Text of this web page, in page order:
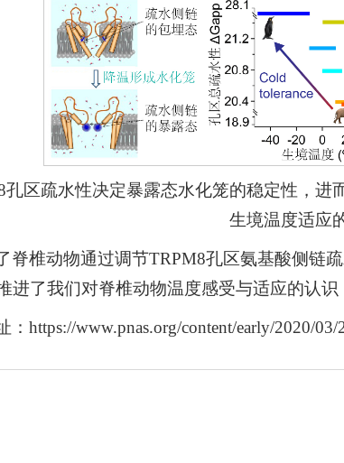
孔区疏水性决定暴露态水化笼的稳定性，
生境温度适应
脊椎动物通过调节TRPM8孔区氨基酸侧链
进了我们对脊椎动物温度感受与适应的认识
：https://www.pnas.org/content/early/2020/03/